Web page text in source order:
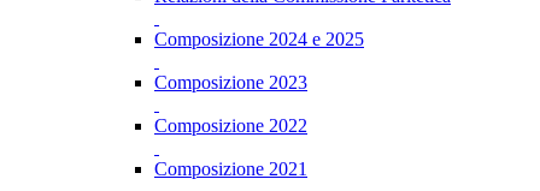
Composizione 2024 e 2025
Composizione 2023
Composizione 2022
Composizione 2021